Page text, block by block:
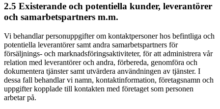
2.5 Existerande och potentiella kunder, leverantörer
och samarbetspartners m.m.
Vi behandlar personuppgifter om kontaktpersoner hos befintliga och
potentiella leverantörer samt andra samarbetspartners för
försäljnings- och marknadsföringsaktiviteter, för att administrera vår
relation med leverantörer och andra, förbereda, genomföra och
dokumentera tjänster samt utvärdera användningen av tjänster. I
dessa fall behandlar vi namn, kontaktinformation, företagsnamn och
uppgifter kopplade till kontakten med företaget som personen
arbetar på.